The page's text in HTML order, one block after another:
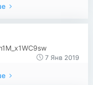
7 Янв 2019